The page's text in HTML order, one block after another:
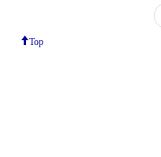
Top